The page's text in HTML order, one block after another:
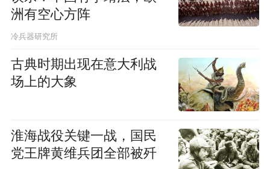
洲有空心方阵
冷兵器研究所
古典时期出现在意大利战
场上的大象
淮海战役关键一战，国民
党王牌黄维兵团全部被歼